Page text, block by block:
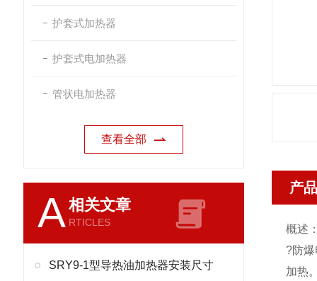
护套式加热器
护套式电加热器
管状电加热器
查看全部
A相关文章
RTICLES
SRY9-1型导热油加热器安装尺寸
产
概述
?防
加热